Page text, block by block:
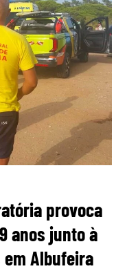
provoca
anos junto à
Albufeira